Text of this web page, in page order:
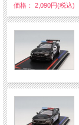
価格： 2,090円(税込)